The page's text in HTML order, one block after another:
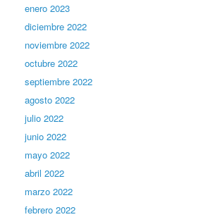
enero 2023
diciembre 2022
noviembre 2022
octubre 2022
septiembre 2022
agosto 2022
julio 2022
junio 2022
mayo 2022
abril 2022
marzo 2022
febrero 2022